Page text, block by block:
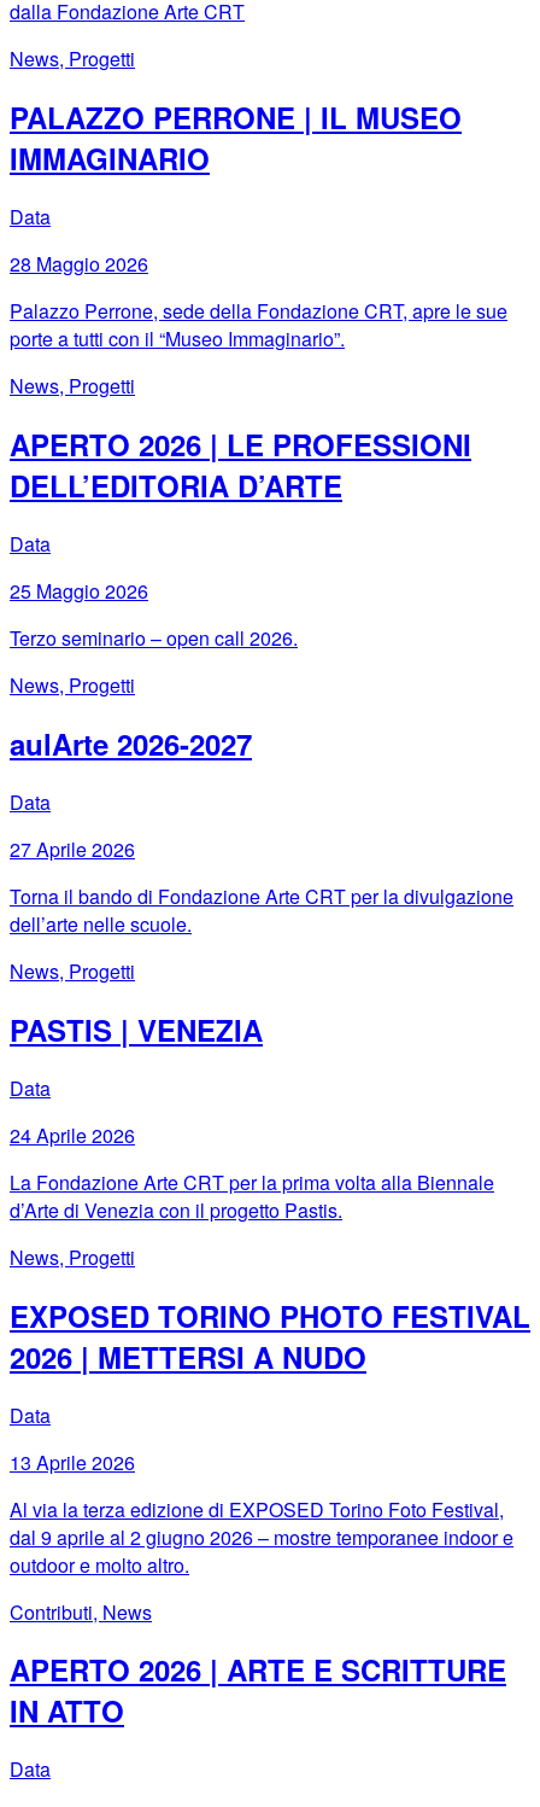
dalla Fondazione Arte CRT
News, Progetti
PALAZZO PERRONE | IL MUSEO
IMMAGINARIO
Data
28 Maggio 2026
Palazzo Perrone, sede della Fondazione CRT, apre le sue
porte a tutti con il “Museo Immaginario”.
News, Progetti
APERTO 2026 | LE PROFESSIONI
DELL’EDITORIA D’ARTE
Data
25 Maggio 2026
Terzo seminario – open call 2026.
News, Progetti
aulArte 2026-2027
Data
27 Aprile 2026
Torna il bando di Fondazione Arte CRT per la divulgazione
dell’arte nelle scuole.
News, Progetti
PASTIS | VENEZIA
Data
24 Aprile 2026
La Fondazione Arte CRT per la prima volta alla Biennale
d’Arte di Venezia con il progetto Pastis.
News, Progetti
EXPOSED TORINO PHOTO FESTIVAL
2026 | METTERSI A NUDO
Data
13 Aprile 2026
Al via la terza edizione di EXPOSED Torino Foto Festival,
dal 9 aprile al 2 giugno 2026 – mostre temporanee indoor e
outdoor e molto altro.
Contributi, News
APERTO 2026 | ARTE E SCRITTURE
IN ATTO
Data